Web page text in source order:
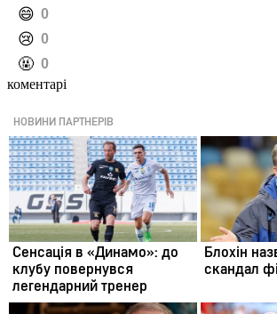
️😄 0
️😢 0
️🤬 0
коментарі